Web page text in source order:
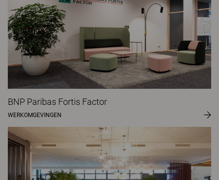
BNP Paribas Fortis Factor
WERKOMGEVINGEN